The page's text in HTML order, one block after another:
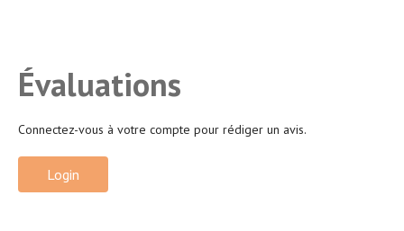
Évaluations
Connectez-vous à votre compte pour rédiger un avis.
Login